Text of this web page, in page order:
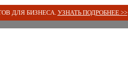
ДЛЯ БИЗНЕСА. УЗНАТЬ ПОДРОБНЕЕ >>